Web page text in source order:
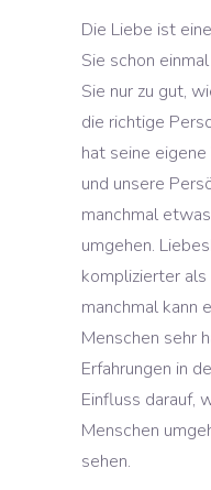
Die Liebe ist
Sie schon
Sie nur zu gut,
die richtige
hat seine
und unsere
manchmal
umgehen.
komplizierter als
manchmal kann
Menschen sehr
Erfahrungen in
Einfluss darauf,
Menschen
sehen.